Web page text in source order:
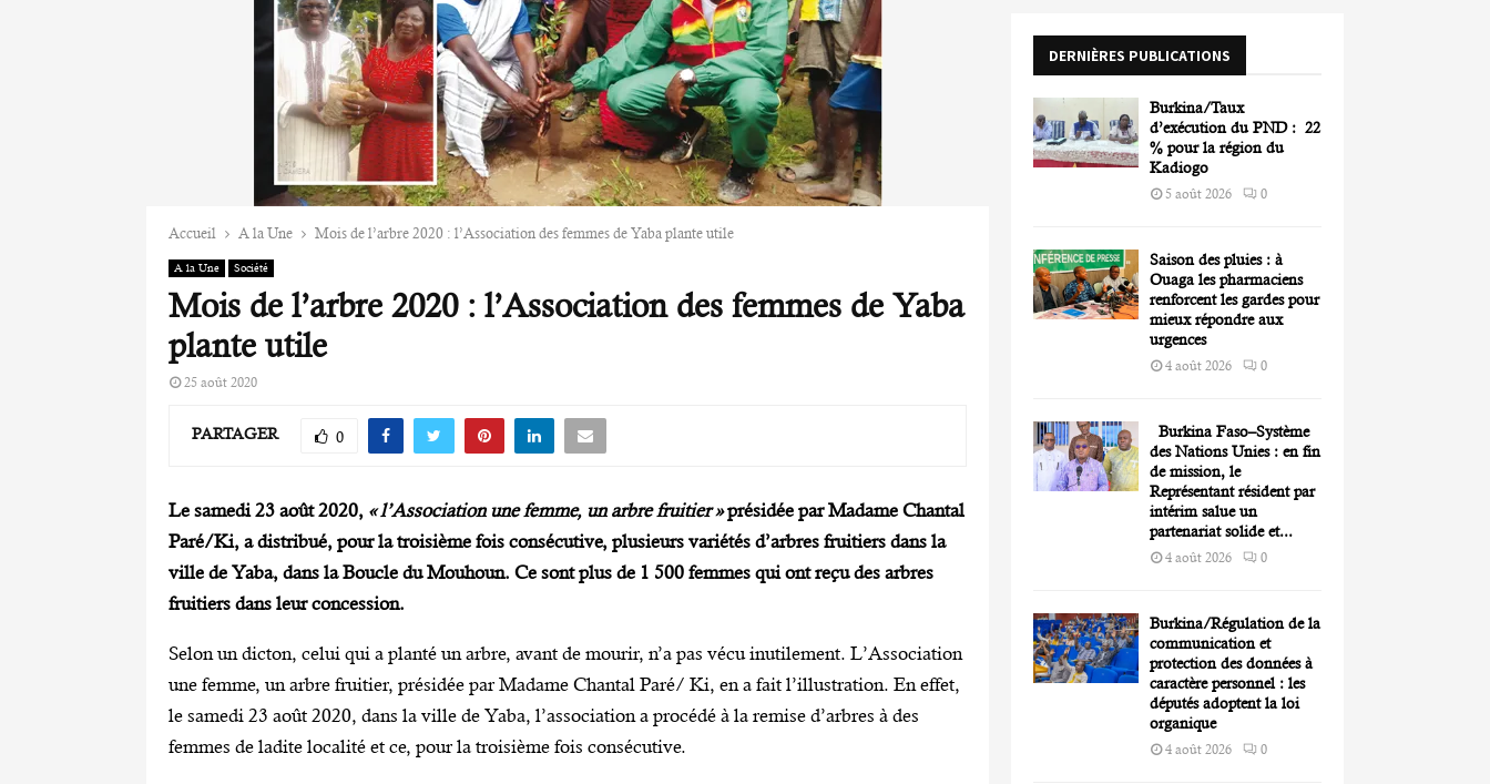
Accueil A la Une Mois de l’arbre 2020 : l’Association des femmes de Yaba plante utile
A la Une Société
Mois de l’arbre 2020 : l’Association des femmes de Yaba
plante utile
25 août 2020
PARTAGER 0
Le samedi 23 août 2020, « l’Association une femme, un arbre fruitier »présidée par Madame Chantal
Paré/Ki, a distribué, pour la troisième fois consécutive, plusieurs variétés d’arbres fruitiers dans la
ville de Yaba, dans la Boucle du Mouhoun. Ce sont plus de 1 500 femmes qui ont reçu des arbres
fruitiers dans leur concession.
Selon un dicton, celui qui a planté un arbre, avant de mourir, n’a pas vécu inutilement. L’Association
une femme, un arbre fruitier, présidée par Madame Chantal Paré/ Ki, en a fait l’illustration. En effet,
le samedi 23 août 2020, dans la ville de Yaba, l’association a procédé à la remise d’arbres à des
femmes de ladite localité et ce, pour la troisième fois consécutive.
r
H
DERNIÈRES PUBLICATIONS
Burkina/Taux
d’exécution du PND : 22
% pour la région du
Kadiogo
5 août 2026 0
Saison des pluies : à
Ouaga les pharmaciens
renforcent les gardes pour
mieux répondre aux
urgences
4 août 2026 0
Burkina Faso–Système
des Nations Unies : en fin
de mission, le
Représentant résident par
intérim salue un
partenariat solide et...
4 août 2026 0
Burkina/Régulation de la
communication et
protection des données à
caractère personnel : les
députés adoptent la loi
organique
4 août 2026 0